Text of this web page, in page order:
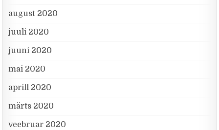
august 2020
juuli 2020
juuni 2020
mai 2020
aprill 2020
märts 2020
veebruar 2020